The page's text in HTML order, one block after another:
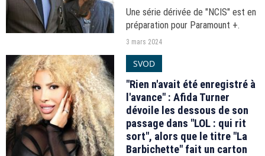
Une série dérivée de "NCIS" est en
préparation pour Paramount +.
3 mars 2024
SVOD
"Rien n'avait été enregistré à
l'avance" : Afida Turner
dévoile les dessous de son
passage dans "LOL : qui rit
sort", alors que le titre "La
Barbichette" fait un carton